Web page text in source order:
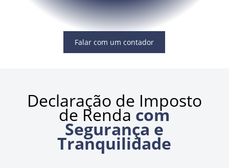
Falar com um contador
Declaração de Imposto
de Renda com
Segurança e
Tranquilidade